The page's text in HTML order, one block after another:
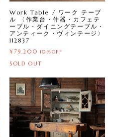
Work Table / ワーク テーブ
ル 〈作業台・什器・カフェテ
ーブル・ダイニングテーブル・
アンティーク・ヴィンテージ〉
112837
¥79,200 10%OFF
SOLD OUT